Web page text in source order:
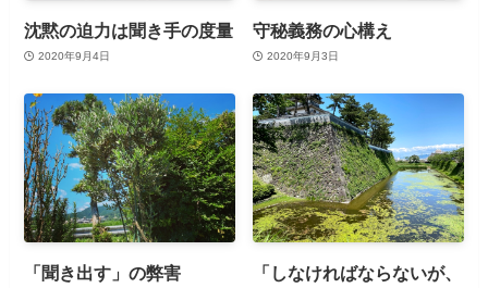
沈黙の迫力は聞き手の度量
2020年9月4日
守秘義務の心構え
2020年9月3日
「聞き出す」の弊害
「しなければならないが、